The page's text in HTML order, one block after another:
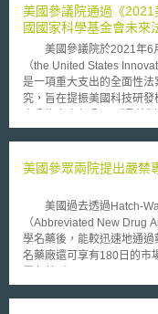
案是睿智的舉動，表示發展
綠色企業實務，改善藥學加
挑戰。 本法案並要求自明（2008）年起，編列經費由以下政府單位合
作執行本計畫，即國家科
準技術研究院（National
（Department of Energy
Agency）。參議院在過去
美國政府積極投入促進綠
資助建立了生質（biomass
名研究人員，都會先經各
再開給所有公眾瀏覽；
擴充各種經濟及政策相關
最有價值的生質燃料、能
美國參議院通過《
國國家科學基金會未來
美國參議院於2021年6月
（the United States
是一項重大支出的全面性
究，旨在提振美國科技研發
ORAN 5G Emergency Appropriations） 《
《國土安全與政府事務委
（Meeting the China Challenge Act of
競爭力與安全、司法委員會）。 其內容包括提撥520億美元
產業、15億美元支援5G供
並透過與國內外民間、外
生物技術等領域的基礎研究與創
會未來法案》（National
美國參眾兩院提出嚴禁
美國過去透過Hatch-
（Abbreviated New Drug
學名藥後，能較迅速地通
名藥廠還可享有180日的市
Drug）和專利與學名藥訴